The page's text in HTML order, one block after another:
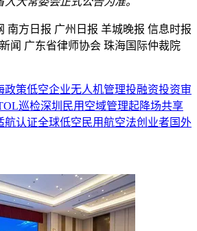
南方日报 广州日报 羊城晚报 信息时报
闻 广东省律师协会 珠海国际仲裁院
政策低空企业无人机管理投融资投资审
巡检深圳 民用 空域管理起降场共享
航认证全球低空 民用航空法创业者国外